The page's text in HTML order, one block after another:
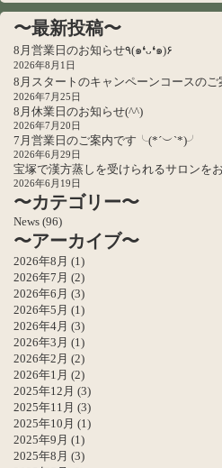
〜最新投稿〜
8月営業日のお知らせ٩(๑❛ᴗ❛๑)۶
2026年8月1日
2026年7月25日
8月休業日のお知らせ(^^)
2026年7月20日
7月営業日のご案内です╰(*´︶`*)╯
2026年6月29日
宝塚で漢方蒸しを受けられるサロンを
2026年6月19日
〜カテゴリー〜
News (96)
〜アーカイブ〜
2026年8月 (1)
2026年7月 (2)
2026年6月 (3)
2026年5月 (1)
2026年4月 (3)
2026年3月 (1)
2026年2月 (2)
2026年1月 (2)
2025年12月 (3)
2025年11月 (3)
2025年10月 (1)
2025年9月 (1)
2025年8月 (3)